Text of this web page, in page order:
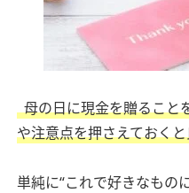
母の日に現金を贈ること
や注意点を押さえておく
単純に“これで好きなもの